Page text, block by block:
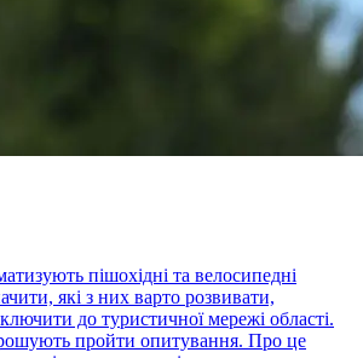
пішохідні та велосипедні
які з них варто розвивати,
до туристичної мережі області.
пройти опитування. Про це